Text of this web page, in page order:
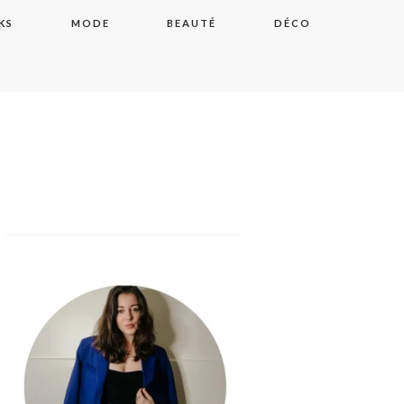
MODE BEAUTÉ DÉCO